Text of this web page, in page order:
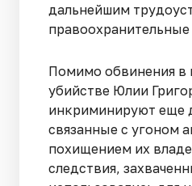
дальнейшим
Помимо обвинения в
убийстве Юлии
инкриминируют еще
связанные с угоном
похищением их
следствия,